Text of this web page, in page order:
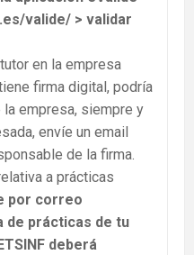
valide/ > validar
en la empresa
firma digital, podría
empresa, siempre y
envíe un email
de la firma.
a prácticas
por correo
de prácticas de tu
deberá